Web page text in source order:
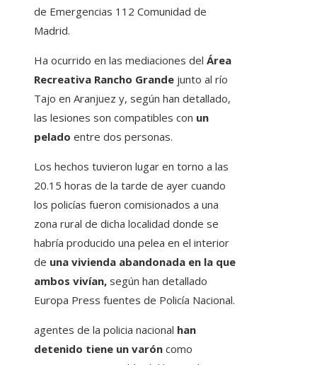
de Emergencias 112 Comunidad de
Madrid.
Ha ocurrido en las mediaciones del Área
Recreativa Rancho Grande junto al río
Tajo en Aranjuez y, según han detallado,
las lesiones son compatibles con un
pelado entre dos personas.
Los hechos tuvieron lugar en torno a las
20.15 horas de la tarde de ayer cuando
los policías fueron comisionados a una
zona rural de dicha localidad donde se
habría producido una pelea en el interior
de una vivienda abandonada en la que
ambos vivían, según han detallado
Europa Press fuentes de Policía Nacional.
agentes de la policia nacional han
detenido tiene un varón como